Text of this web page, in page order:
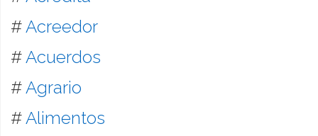
# Acreedor
# Acuerdos
# Agrario
# Alimentos